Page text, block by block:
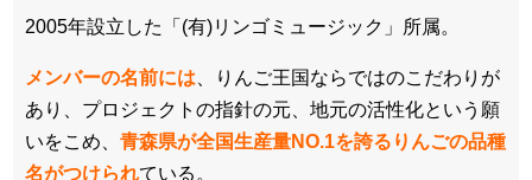
2005年設立した「(有)リンゴミュージック」所属。
メンバーの名前には 、りんご王国ならではのこだわりが
あり、プロジェクトの指針の元、地元の活性化という願
いをこめ、 青森県が全国生産量NO.1を誇るりんごの品種
名がつけられている。